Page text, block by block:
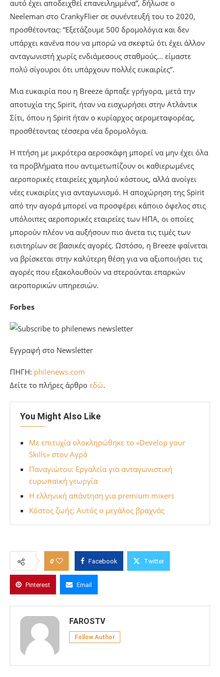
αυτό έχει αποδειχθεί επανειλημμένα”, δήλωσε ο
Neeleman στο CrankyFlier σε συνέντευξή του το 2020,
προσθέτοντας: “Εξετάζουμε 500 δρομολόγια και δεν
υπάρχει κανένα που να μπορώ να σκεφτώ ότι έχει άλλον
ανταγωνιστή χωρίς ενδιάμεσους σταθμούς… είμαστε
πολύ σίγουροι ότι υπάρχουν πολλές ευκαιρίες”.
Μια ευκαιρία που η Breeze άρπαξε γρήγορα, μετά την
αποτυχία της Spirit, ήταν να εισχωρήσει στην Ατλάντικ
Σίτι, όπου η Spirit ήταν ο κυρίαρχος αερομεταφορέας,
προσθέτοντας τέσσερα νέα δρομολόγια.
Η πτήση με μικρότερα αεροσκάφη μπορεί να μην έχει όλα
τα προβλήματα που αντιμετωπίζουν οι καθιερωμένες
αεροπορικές εταιρείες χαμηλού κόστους, αλλά ανοίγει
νέες ευκαιρίες για ανταγωνισμό. Η αποχώρηση της Spirit
από την αγορά μπορεί να προσφέρει κάποιο όφελος στις
υπόλοιπες αεροπορικές εταιρείες των ΗΠΑ, οι οποίες
μπορούν πλέον να αυξήσουν πιο άνετα τις τιμές των
εισιτηρίων σε βασικές αγορές. Ωστόσο, η Breeze φαίνεται
να βρίσκεται στην καλύτερη θέση για να αξιοποιήσει τις
αγορές που εξακολουθούν να στερούνται επαρκών
αεροπορικών υπηρεσιών.
Forbes
Εγγραφή στο Newsletter
ΠΗΓΗ: philenews.com
Δείτε το πλήρες άρθρο εδώ.
You Might Also Like
Με επιτυχία ολοκληρώθηκε το «Develop your
Skills» στον Αγρό
Παναγιώτου: Εργαλεία για ανταγωνιστική
ευρωπαϊκή γεωργία
Η ελληνική απάντηση για premium mixers
Κόστος ζωής: Αυτός ο μεγάλος βραχνάς
0 Facebook Twitter
Pinterest Email
FAROSTV
Follow Author